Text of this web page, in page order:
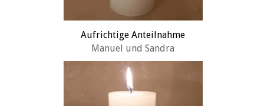
Aufrichtige Anteilnahme
Manuel und Sandra